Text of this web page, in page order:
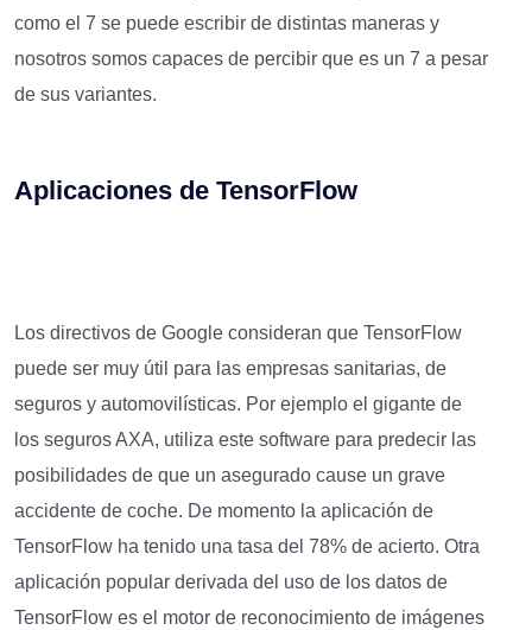
como el 7 se puede escribir de distintas maneras y
nosotros somos capaces de percibir que es un 7 a pesar
de sus variantes.
Aplicaciones de TensorFlow
Los directivos de Google consideran que TensorFlow
puede ser muy útil para las empresas sanitarias, de
seguros y automovilísticas. Por ejemplo el gigante de
los seguros AXA, utiliza este software para predecir las
posibilidades de que un asegurado cause un grave
accidente de coche. De momento la aplicación de
TensorFlow ha tenido una tasa del 78% de acierto. Otra
aplicación popular derivada del uso de los datos de
TensorFlow es el motor de reconocimiento de imágenes